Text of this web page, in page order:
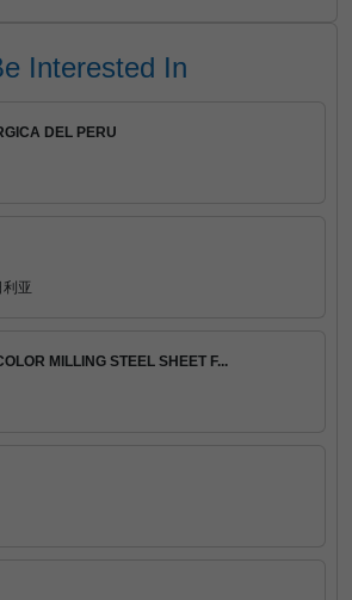
Interested In
DEL PERU
亚
MILLING STEEL SHEET F...